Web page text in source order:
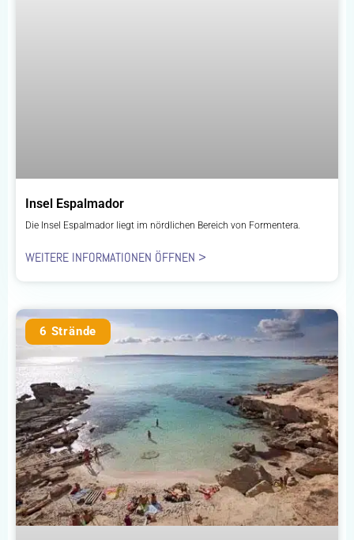
Insel Espalmador
Die Insel Espalmador liegt im nördlichen Bereich von Formentera.
WEITERE INFORMATIONEN ÖFFNEN >
6 Strände